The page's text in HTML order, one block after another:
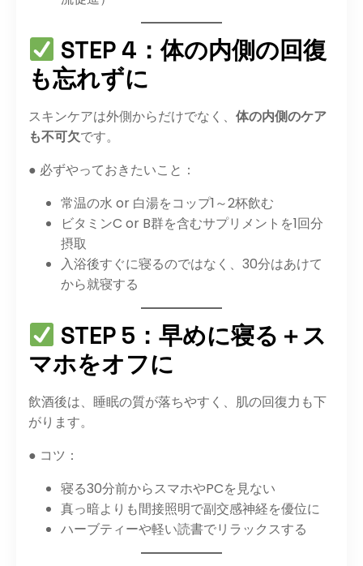
STEP 4：体の内側の回復
も忘れずに
スキンケアは外側からだけでなく、 体の内側のケア
も不可欠です。
● 必ずやっておきたいこと：
常温の水 or 白湯をコップ1～2杯飲む
ビタミンC or B群を含むサプリメントを1回分
摂取
入浴後すぐに寝るのではなく、30分はあけて
から就寝する
STEP 5：早めに寝る＋ス
マホをオフに
飲酒後は、睡眠の質が落ちやすく、肌の回復力も下
がります。
● コツ：
寝る30分前からスマホやPCを見ない
真っ暗よりも間接照明で副交感神経を優位に
ハーブティーや軽い読書でリラックスする